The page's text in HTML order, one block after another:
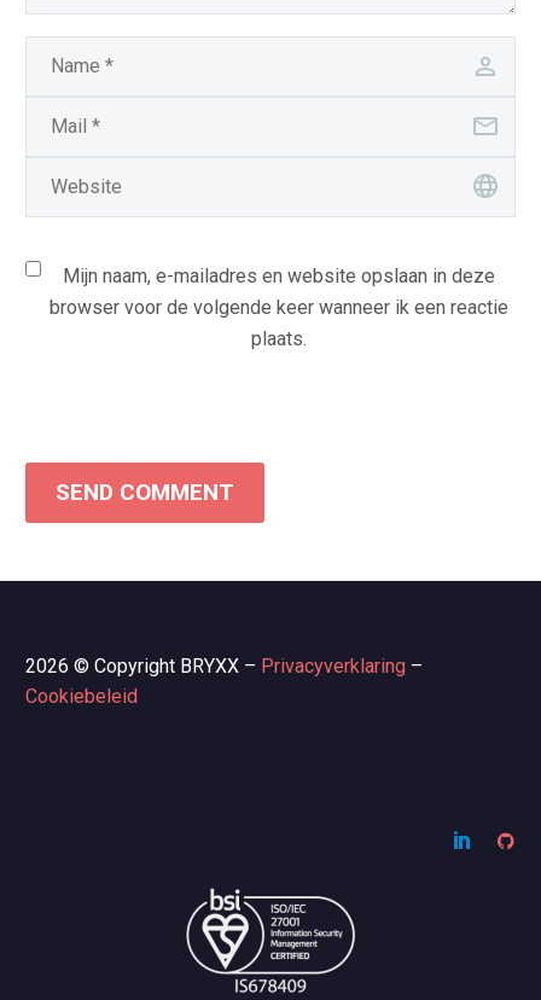
Mijn naam, e-mailadres en website opslaan in deze
browser voor de volgende keer wanneer ik een reactie
plaats.
SEND COMMENT
2026 © Copyright BRYXX – Privacyverklaring –
Cookiebeleid